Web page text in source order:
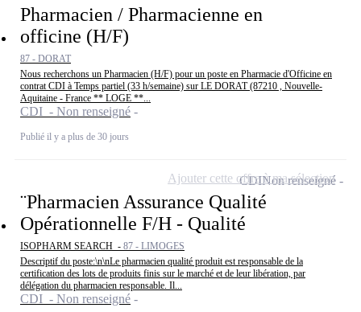
Pharmacien / Pharmacienne en
officine (H/F)
87 - DORAT
Nous recherchons un Pharmacien (H/F) pour un poste en Pharmacie d'Officine en
contrat CDI à Temps partiel (33 h/semaine) sur LE DORAT (87210 , Nouvelle-
Aquitaine - France ** LOGE **...
CDI - Non renseigné
Publié il y a plus de 30 jours
¨Pharmacien Assurance Qualité
Opérationnelle F/H - Qualité
ISOPHARM SEARCH - 87 - LIMOGES
Descriptif du poste:\n\nLe pharmacien qualité produit est responsable de la
certification des lots de produits finis sur le marché et de leur libération, par
délégation du pharmacien responsable. Il...
CDI - Non renseigné
CDINon renseigné
Ajouter cette offre à ma sélection